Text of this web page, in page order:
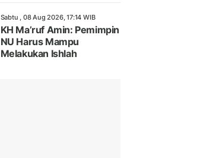
Sabtu , 08 Aug 2026, 17:14 WIB
KH Ma’ruf Amin: Pemimpin
NU Harus Mampu
Melakukan Ishlah